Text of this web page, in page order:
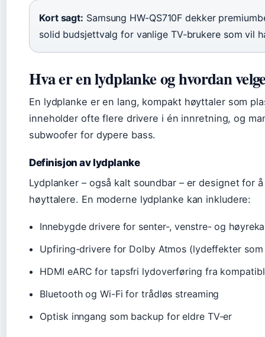
Kort sagt: Samsung HW-QS710F dekker
solid budsjettvalg for vanlige TV-brukere som vil
Hva er en lydplanke og hvordan
En lydplanke er en lang, kompakt høyttaler som
inneholder ofte flere drivere i én innretning, og
subwoofer for dypere bass.
Definisjon av lydplanke
Lydplanker – også kalt soundbar – er designet for
høyttalere. En moderne lydplanke kan inkludere:
Innebygde drivere for senter-, venstre- og
Upfiring-drivere for Dolby Atmos (lydeffekter
HDMI eARC for tapsfri lydoverføring fra
Bluetooth og Wi-Fi for trådløs streaming
Optisk inngang som backup for eldre TV-er